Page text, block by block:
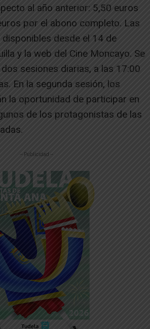
al año anterior: 5,50 euros
por el abono completo. Las
desde el 14 de
y la web del Cine Moncayo. Se
sesiones diarias, a las 17:00
En la segunda sesión, los
la oportunidad de participar en
de los protagonistas de las
-- Publicidad --